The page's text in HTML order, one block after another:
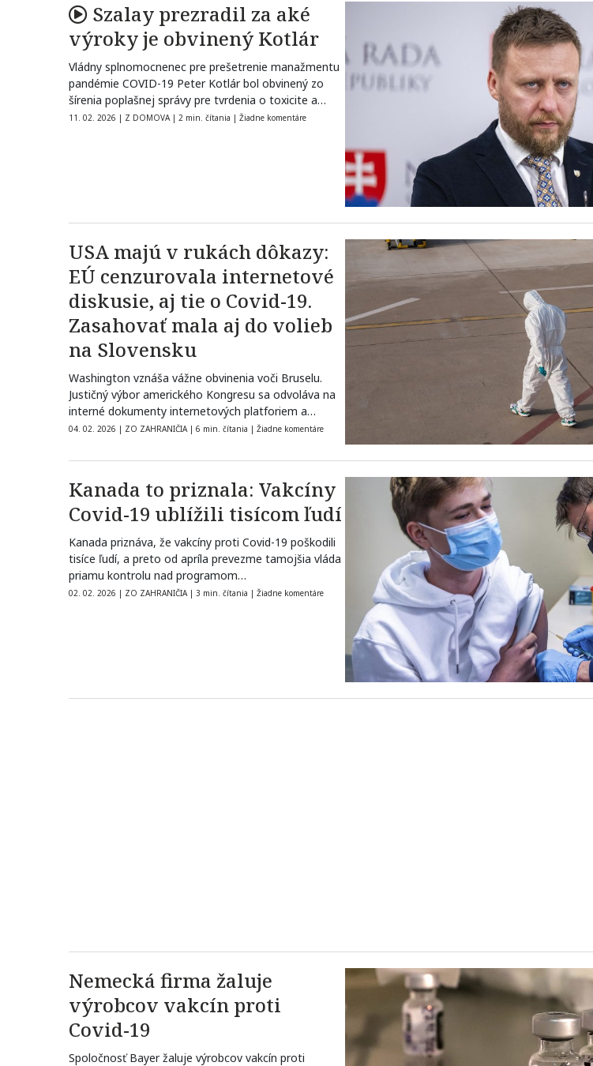
Szalay prezradil za aké
výroky je obvinený Kotlár
Vládny splnomocnenec pre prešetrenie manažmentu
pandémie COVID-19 Peter Kotlár bol obvinený zo
šírenia poplašnej správy pre tvrdenia o toxicite a…
11. 02. 2026 | Z DOMOVA | 2 min. čítania | Žiadne komentáre
USA majú v rukách dôkazy:
EÚ cenzurovala internetové
diskusie, aj tie o Covid-19.
Zasahovať mala aj do volieb
na Slovensku
Washington vznáša vážne obvinenia voči Bruselu.
Justičný výbor amerického Kongresu sa odvoláva na
interné dokumenty internetových platforiem a
upozorňuje na…
04. 02. 2026 | ZO ZAHRANIČIA | 6 min. čítania | Žiadne komentáre
Kanada to priznala: Vakcíny
Covid-19 ublížili tisícom ľudí
Kanada priznáva, že vakcíny proti Covid-19 poškodili
tisíce ľudí, a preto od apríla prevezme tamojšia vláda
priamu kontrolu nad programom…
02. 02. 2026 | ZO ZAHRANIČIA | 3 min. čítania | Žiadne komentáre
Nemecká firma žaluje
výrobcov vakcín proti
Covid-19
Spoločnosť Bayer žaluje výrobcov vakcín proti